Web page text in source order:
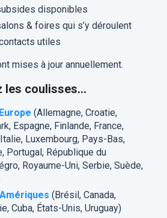
disponibles
& foires qui s’y déroulent
utiles
mises à jour annuellement.
les coulisses…
(Allemagne, Croatie,
Espagne, Finlande, France,
Italie, Luxembourg, Pays-Bas,
Portugal, République du
Royaume-Uni, Serbie, Suède,
(Brésil, Canada,
Cuba, États-Unis, Uruguay)